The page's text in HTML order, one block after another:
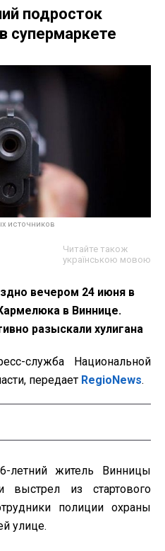
подросток
супермаркете
источников
Читайте також
українською мовою
вечером 24 июня в
в Виннице.
разыскали хулигана
служба Национальной
передает RegioNews.
летний житель Винницы
выстрел из стартового
полиции охраны
улице.